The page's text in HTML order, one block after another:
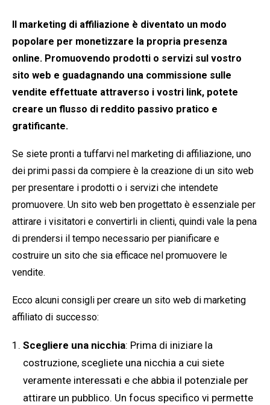
Il marketing di affiliazione è diventato un modo
popolare per monetizzare la propria presenza
online. Promuovendo prodotti o servizi sul vostro
sito web e guadagnando una commissione sulle
vendite effettuate attraverso i vostri link, potete
creare un flusso di reddito passivo pratico e
gratificante.
Se siete pronti a tuffarvi nel marketing di affiliazione, uno
dei primi passi da compiere è la creazione di un sito web
per presentare i prodotti o i servizi che intendete
promuovere. Un sito web ben progettato è essenziale per
attirare i visitatori e convertirli in clienti, quindi vale la pena
di prendersi il tempo necessario per pianificare e
costruire un sito che sia efficace nel promuovere le
vendite.
Ecco alcuni consigli per creare un sito web di marketing
affiliato di successo:
Scegliere una nicchia: Prima di iniziare la
costruzione, scegliete una nicchia a cui siete
veramente interessati e che abbia il potenziale per
attirare un pubblico. Un focus specifico vi permette